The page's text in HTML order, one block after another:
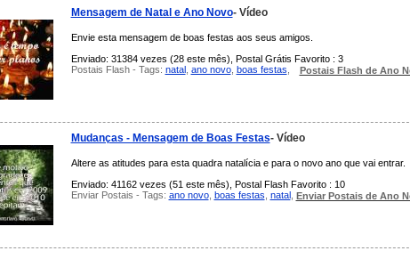
Mensagem de Natal e Ano Novo- Vídeo
Envie esta mensagem de boas festas aos seus amigos.
Enviado: 31384 vezes (28 este mês), Postal Grátis Favorito : 3
Postais Flash - Tags: natal, ano novo, boas festas Postais Flash de Ano
Mudanças - Mensagem de Boas Festas- Vídeo
Altere as atitudes para esta quadra natalícia e para o novo ano que vai entrar.
Enviado: 41162 vezes (51 este mês), Postal Flash Favorito : 10
Enviar Postais - Tags: ano novo, boas festas natal, Enviar Postais de Ano